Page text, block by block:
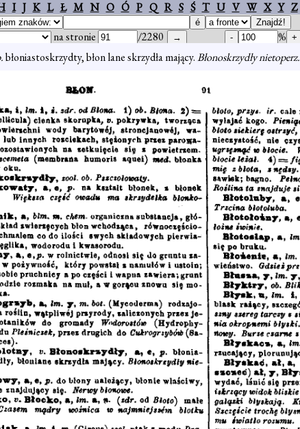
I J K L Ł M N O Ó P Q R S Ś T U V W X Y Z
na stronie /2280 %
błoniastoskrzydty, błon lane skrzydła mający.Błonoskrzydły nietoperz.